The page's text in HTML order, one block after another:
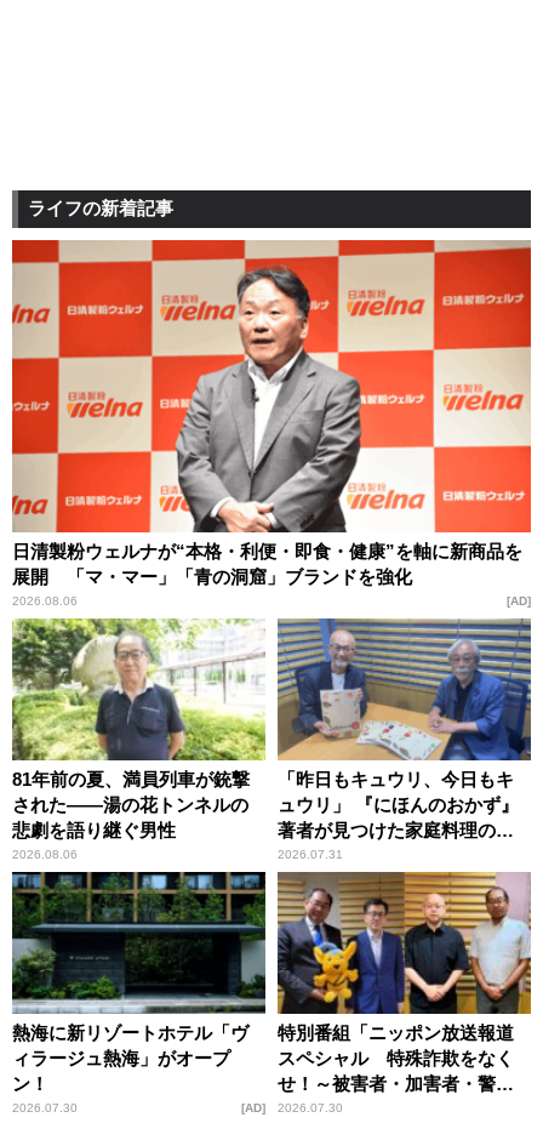
ライフの新着記事
日清製粉ウェルナが“本格・利便・即食・健康”を軸に新商品を
展開 「マ・マー」「青の洞窟」ブランドを強化
2026.08.06 AD
81年前の夏、満員列車が銃撃
された――湯の花トンネルの
悲劇を語り継ぐ男性
2026.08.06
「昨日もキュウリ、今日もキ
ュウリ」 『にほんのおかず』
著者が見つけた家庭料理の知
恵
2026.07.31
熱海に新リゾートホテル「ヴ
ィラージュ熱海」がオープ
ン！
2026.07.30 AD
特別番組「ニッポン放送報道
スペシャル 特殊詐欺をなく
せ！～被害者・加害者・警視
庁が語るトクリュウの実態
2026.07.30